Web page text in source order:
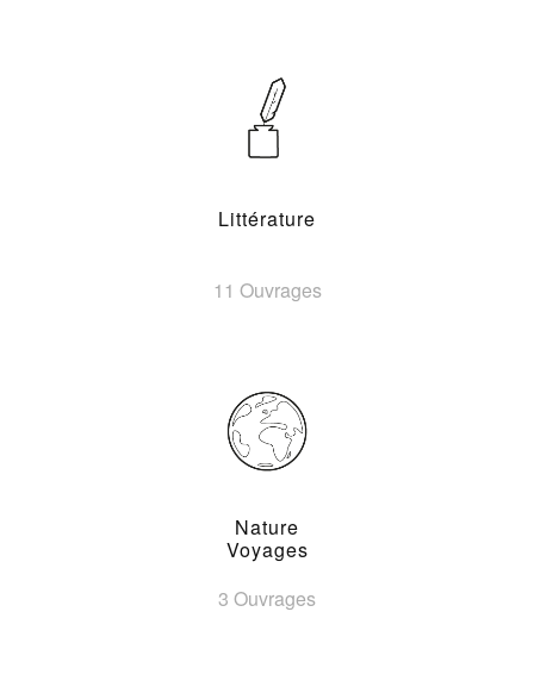
Littérature
11 Ouvrages
Nature
Voyages
3 Ouvrages